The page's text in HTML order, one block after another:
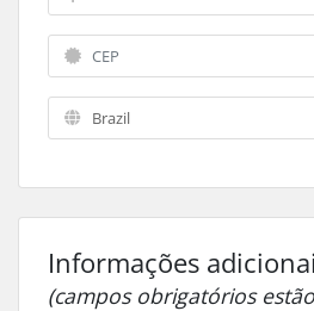
Informações
(campos obrigatórios